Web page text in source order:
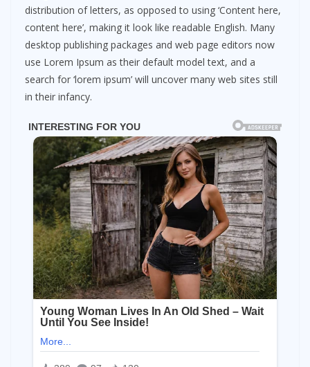
distribution of letters, as opposed to using ‘Content here,
content here’, making it look like readable English. Many
desktop publishing packages and web page editors now
use Lorem Ipsum as their default model text, and a
search for ‘lorem ipsum’ will uncover many web sites still
in their infancy.